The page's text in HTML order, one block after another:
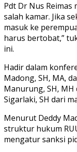
Pdt Dr Nus Reimas
salah kamar. Jika
masuk ke
harus bertobat,”
ini.
Hadir dalam
Madong, SH, MA,
Manurung, SH, MH
Sigarlaki, SH dari
Menurut Deddy
struktur hukum
mengatur sanksi